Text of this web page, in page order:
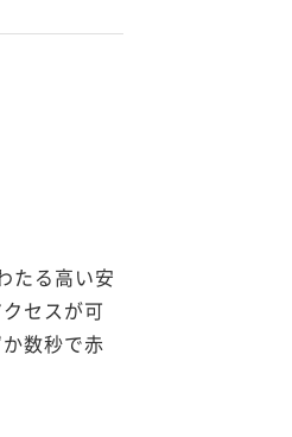
たる高い安
セスが可
数秒で赤